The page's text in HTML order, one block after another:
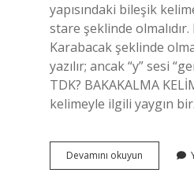
yapısındaki bileşik
stare şeklinde olmalıdır.
Karabacak şeklinde
yazılır; ancak “y” sesi
TDK? BAKAKALMA
kelimeyle ilgili yaygın
Devamını okuyun
Nasıl